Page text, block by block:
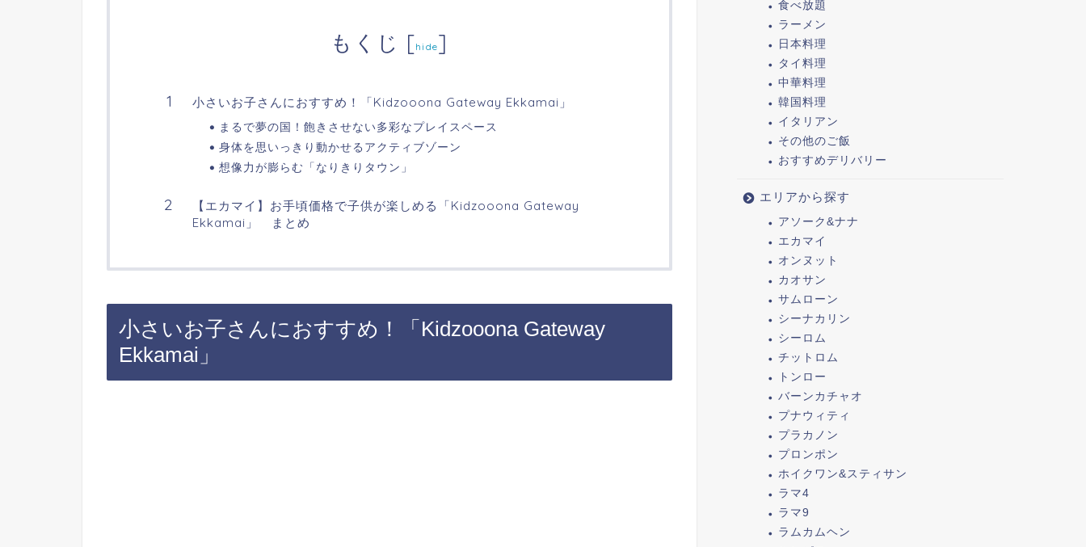
もくじ [hide]
小さいお子さんにおすすめ！「Kidzooona Gateway Ekkamai」
まるで夢の国！飽きさせない多彩なプレイスペース
身体を思いっきり動かせるアクティブゾーン
想像力が膨らむ「なりきりタウン」
【エカマイ】お手頃価格で子供が楽しめる「Kidzooona Gateway
Ekkamai」 まとめ
小さいお子さんにおすすめ！「Kidzooona Gateway
Ekkamai」
食べ放題
ラーメン
日本料理
タイ料理
中華料理
韓国料理
イタリアン
その他のご飯
おすすめデリバリー
エリアから探す
アソーク&ナナ
エカマイ
オンヌット
カオサン
サムローン
シーナカリン
シーロム
チットロム
トンロー
バーンカチャオ
プナウィティ
プラカノン
プロンポン
ホイクワン&スティサン
ラマ4
ラマ9
ラムカムヘン